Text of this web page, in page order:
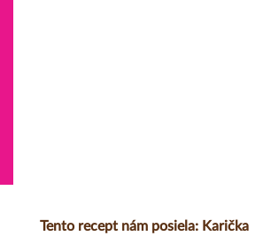
Tento recept nám posiela: Karička